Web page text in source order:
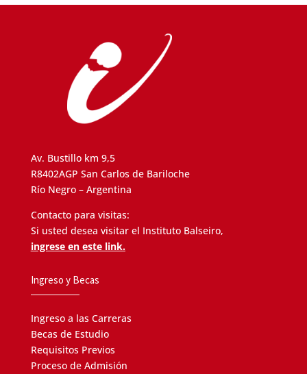
Av. Bustillo km 9,5
R8402AGP San Carlos de Bariloche
Río Negro – Argentina
Contacto para visitas:
Si usted desea visitar el Instituto Balseiro,
ingrese en este link.
Ingreso y Becas
Ingreso a las Carreras
Becas de Estudio
Requisitos Previos
Proceso de Admisión